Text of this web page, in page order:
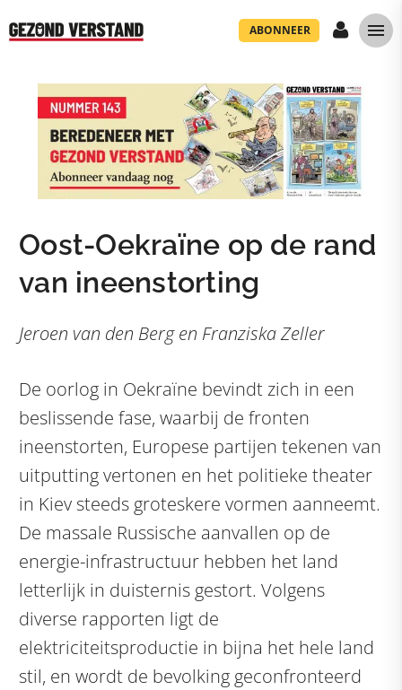
ABONNEER
Oost-Oekraïne op de rand
van ineenstorting
Jeroen van den Berg en Franziska Zeller
De oorlog in Oekraïne bevindt zich in een
beslissende fase, waarbij de fronten
ineenstorten, Europese partijen tekenen van
uitputting vertonen en het politieke theater
in Kiev steeds groteskere vormen aanneemt.
De massale Russische aanvallen op de
energie-infrastructuur hebben het land
letterlijk in duisternis gestort. Volgens
diverse rapporten ligt de
elektriciteitsproductie in bijna het hele land
stil, en wordt de bevolking geconfronteerd